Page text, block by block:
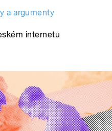
a argumenty
internetu